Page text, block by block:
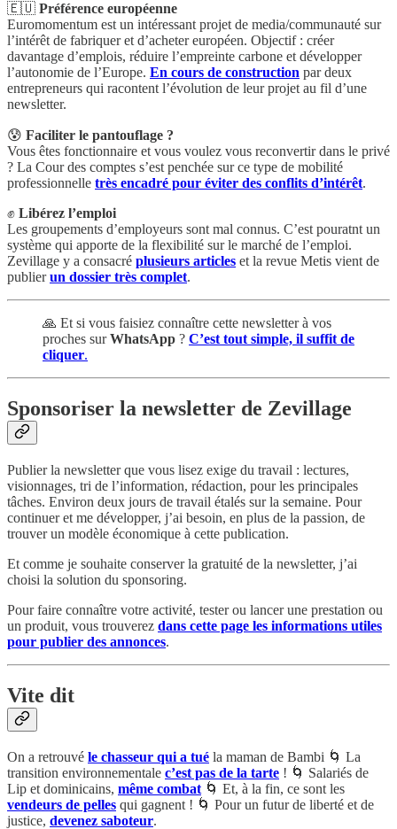
🇪🇺 Préférence européenne
Euromomentum est un intéressant projet de media/communauté sur
l’intérêt de fabriquer et d’acheter européen. Objectif : créer
davantage d’emplois, réduire l’empreinte carbone et développer
l’autonomie de l’Europe. En cours de construction par deux
entrepreneurs qui racontent l’évolution de leur projet au fil d’une
newsletter.
😰 Faciliter le pantouflage ?
Vous êtes fonctionnaire et vous voulez vous reconvertir dans le privé
? La Cour des comptes s’est penchée sur ce type de mobilité
professionnelle très encadré pour éviter des conflits d’intérêt.
✊ Libérez l’emploi
Les groupements d’employeurs sont mal connus. C’est pouratnt un
système qui apporte de la flexibilité sur le marché de l’emploi.
Zevillage y a consacré plusieurs articles et la revue Metis vient de
publierun dossier très complet.
🙏 Et si vous faisiez connaître cette newsletter à vos
proches surWhatsApp ? C’est tout simple, il suffit de
cliquer.
Sponsoriser la newsletter de Zevillage
Publier la newsletter que vous lisez exige du travail : lectures,
visionnages, tri de l’information, rédaction, pour les principales
tâches. Environ deux jours de travail étalés sur la semaine. Pour
continuer et me développer, j’ai besoin, en plus de la passion, de
trouver un modèle économique à cette publication.
Et comme je souhaite conserver la gratuité de la newsletter, j’ai
choisi la solution du sponsoring.
Pour faire connaître votre activité, tester ou lancer une prestation ou
un produit, vous trouverez dans cette page les informations utiles
pour publier des annonces.
Vite dit
On a retrouvé le chasseur qui a tué la maman de Bambi 🌀 La
transition environnementale c’est pas de la tarte ! 🌀 Salariés de
Lip et dominicains, même combat 🌀 Et, à la fin, ce sont les
vendeurs de pelles qui gagnent ! 🌀 Pour un futur de liberté et de
justice, devenez saboteur.